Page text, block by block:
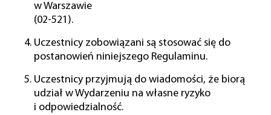
w Warszawie
(02-521).
Uczestnicy zobowiązani są stosować się do
postanowień niniejszego Regulaminu.
Uczestnicy przyjmują do wiadomości, że biorą
udział w Wydarzeniu na własne ryzyko
i odpowiedzialność.